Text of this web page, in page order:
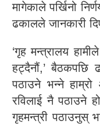
मागेकाले पर्खिनो
ढकालले जानकारी
‘गृह मन्त्रालय
हट्दैनौं,’ बैठकपछि
पठाउने भन्ने
रविलाई नै पठाउने
गृहमन्त्री पठाउनुस्